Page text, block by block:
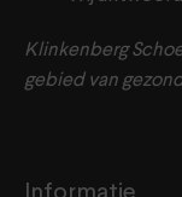
Klinkenberg
gebied van